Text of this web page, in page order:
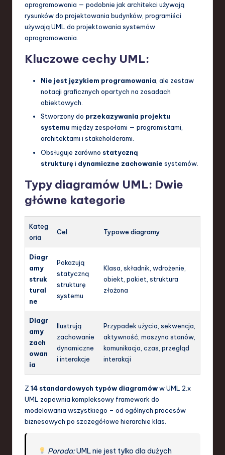
d
oprogramowania — podobnie jak architekci używają
rysunków do projektowania budynków, programiści
używają UML do projektowania systemów
oprogramowania.
Kluczowe cechy UML:
Nie jest językiem programowania, ale zestaw
notacji graficznych opartych na zasadach
obiektowych.
Stworzony do przekazywania projektu
systemu między zespołami — programistami,
architektami i stakeholderami.
Obsługuje zarówno statyczną
strukturęi dynamiczne zachowanie systemów.
Typy diagramów UML: Dwie
główne kategorie
Kateg
oria
Cel Typowe diagramy
Diagr
amy
struk
tural
ne
Pokazują
statyczną
strukturę
systemu
Klasa, składnik, wdrożenie,
obiekt, pakiet, struktura
złożona
Diagr
amy
zach
owan
ia
Ilustrują
zachowanie
dynamiczne
i interakcje
Przypadek użycia, sekwencja,
aktywność, maszyna stanów,
komunikacja, czas, przegląd
interakcji
Z 14 standardowych typów diagramóww UML 2.x
UML zapewnia kompleksowy framework do
modelowania wszystkiego – od ogólnych procesów
biznesowych po szczegółowe hierarchie klas.
Porada:UML nie jest tylko dla dużych